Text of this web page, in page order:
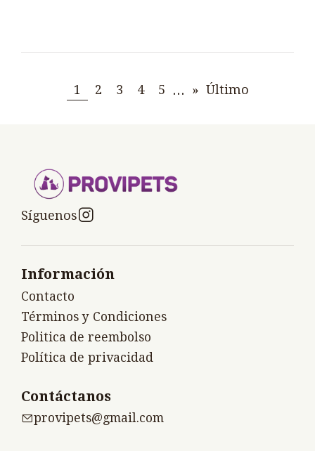
1 2 3 4 5 ... » Último
Síguenos
Información
Contacto
Términos y Condiciones
Politica de reembolso
Política de privacidad
Contáctanos
provipets@gmail.com